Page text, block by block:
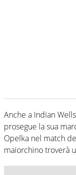
Anche a Indian
prosegue la sua
Opelka nel match
maiorchino troverà